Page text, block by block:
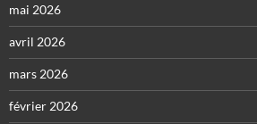
mai 2026
avril 2026
mars 2026
février 2026